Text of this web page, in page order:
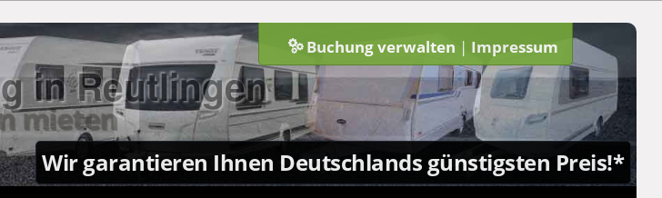
in Reutlingen
mieten
Wir garantieren Ihnen Deutschlands günstigsten Preis!*
Buchung verwalten | Impressum